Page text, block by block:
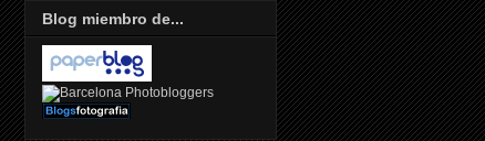
Blog miembro de...